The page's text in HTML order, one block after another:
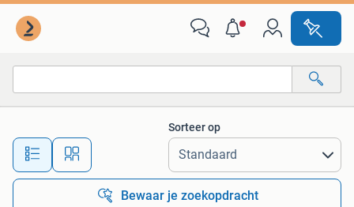
Alle afstanden…
Sorteer op
Bewaar je zoekopdracht